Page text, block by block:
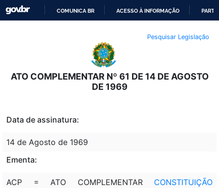
O
CONTEÚDO
COMUNICA BR ACESSO À INFORMAÇÃO
Pesquisar Legislação
ATO COMPLEMENTAR Nº 61 DE 14 DE AGOSTO
DE 1969
Data de assinatura:
14 de Agosto de 1969
Ementa:
ACP = ATO COMPLEMENTARCONSTITUIÇÃO